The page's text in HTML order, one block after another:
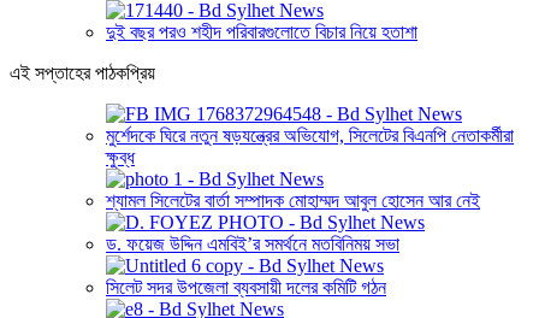
দুই বছর পরও শহীদ পরিবারগুলোতে বিচার নিয়ে হতাশা
এই সপ্তাহের পাঠকপ্রিয়
মুর্শেদকে ঘিরে নতুন ষড়যন্ত্রের অভিযোগ, সিলেটের বিএনপি নেতাকর্মীরা
ক্ষুব্ধ
শ্যামল সিলেটের বার্তা সম্পাদক মোহাম্মদ আবুল হোসেন আর নেই
ড. ফয়েজ উদ্দিন এমবিই’র সমর্থনে মতবিনিময় সভা
সিলেট সদর উপজেলা ব্যবসায়ী দলের কমিটি গঠন